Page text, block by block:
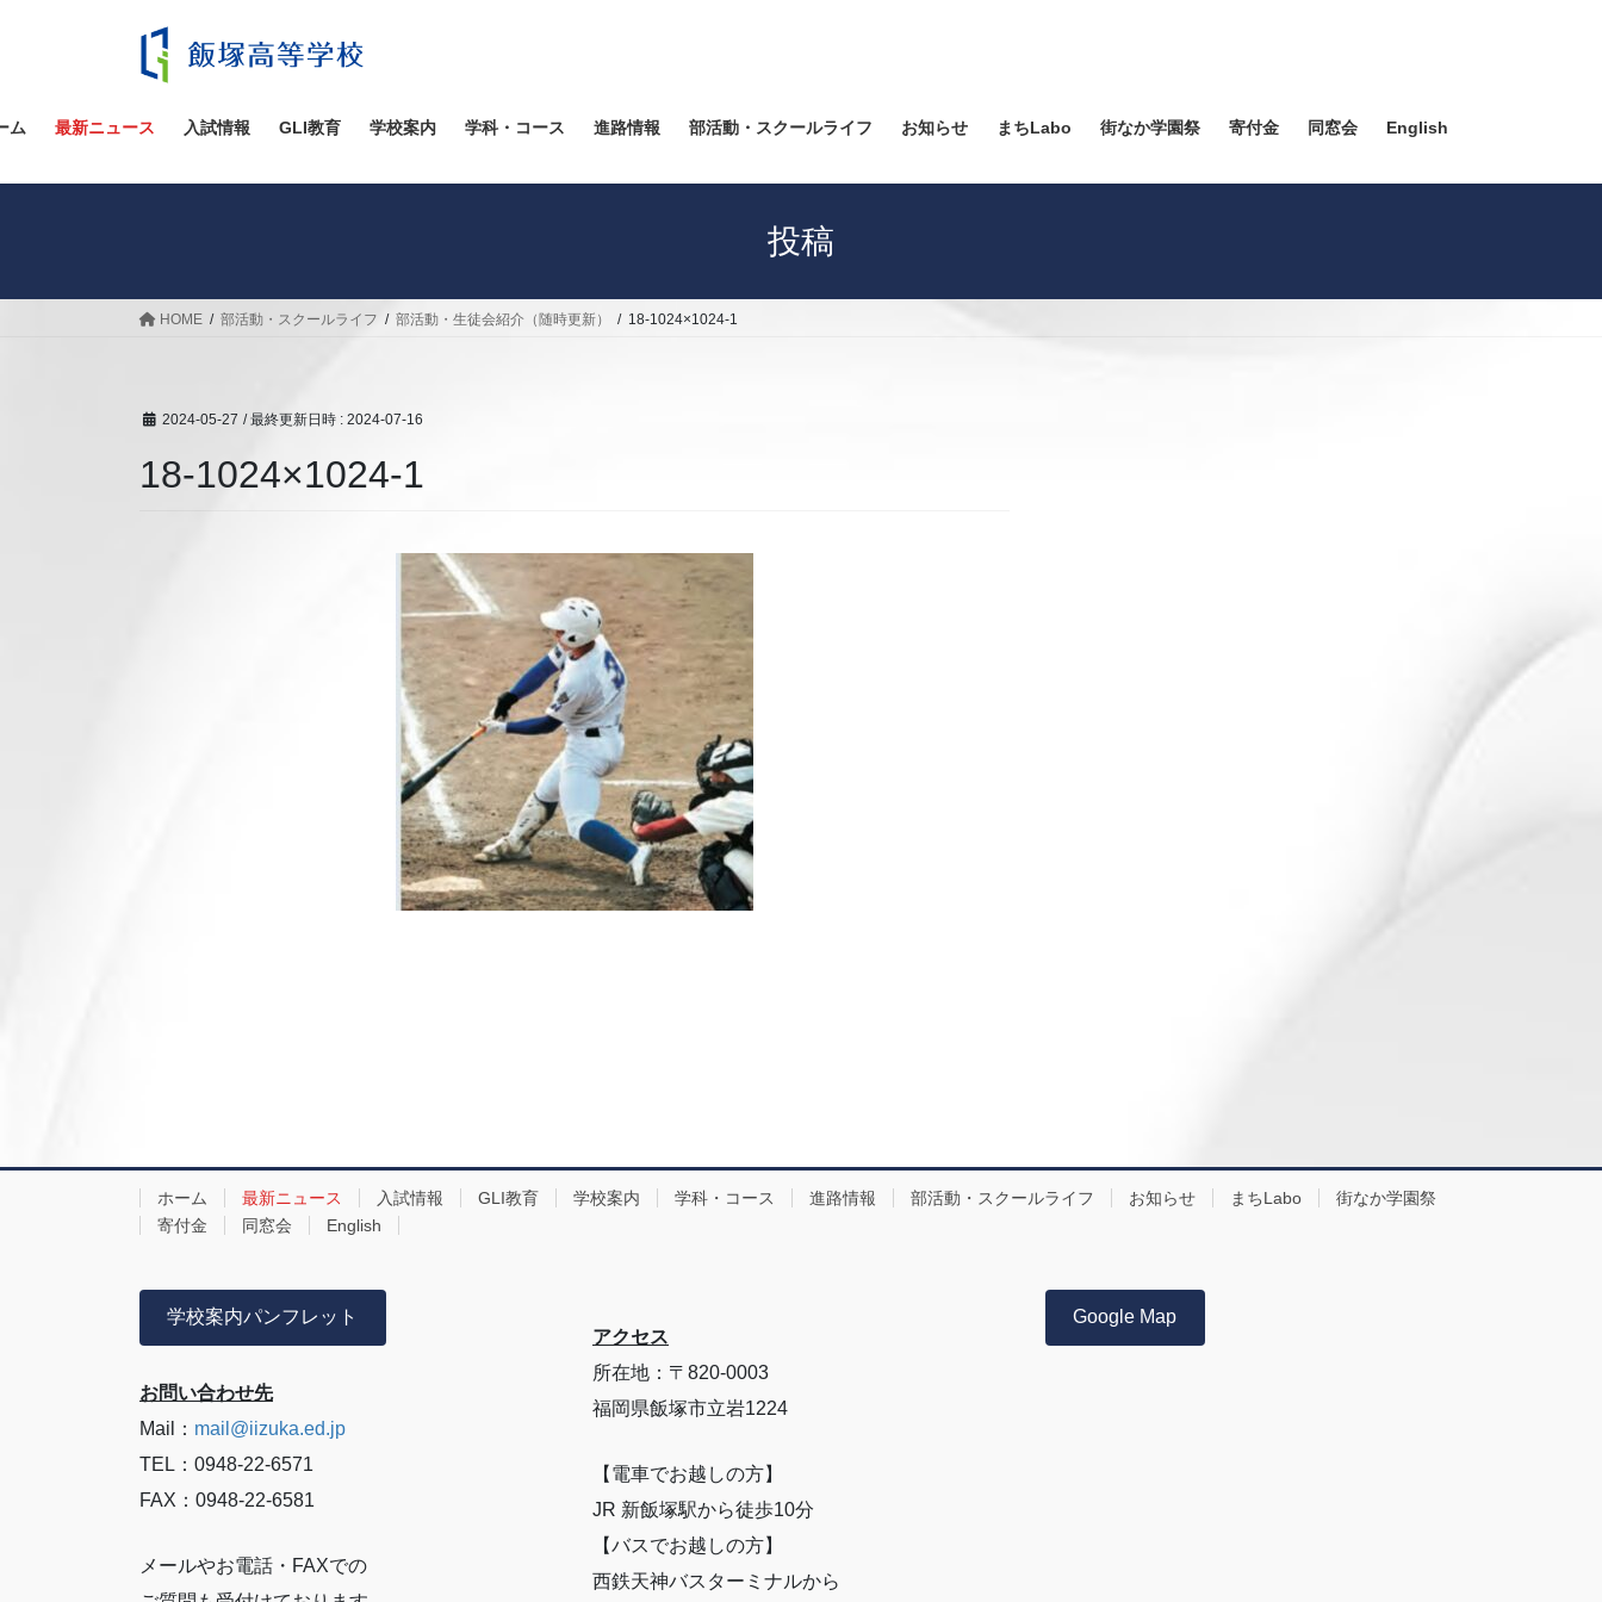
ツ
ス
シ
ン
ム 最新ニュース 入試情報 GLI教育 学校案内 学科・コース 進路情報 部活動・スクールライフ お知らせ まちLabo 街なか学園祭 寄付金 同窓会 English
投稿
HOME 部活動・スクールライフ 部活動・生徒会紹介（随時更新） 18-1024×1024-1
2024-05-27 / 最終更新日時 : 2024-07-16
18-1024×1024-1
ホーム 最新ニュース 入試情報 GLI教育 学校案内 学科・コース 進路情報 部活動・スクールライフ お知らせ まちLabo
街なか学園祭
寄付金
同窓会 English
学校案内パンフレット
お問い合わせ先
Mail： mail@iizuka.ed.jp
TEL：0948-22-6571
FAX：0948-22-6581
メールやお電話・FAXでの
アクセス
所在地：〒820-0003
福岡県飯塚市立岩1224
【電車でお越しの方】
JR 新飯塚駅から徒歩10分
【バスでお越しの方】
西鉄天神バスターミナルから
Google Map